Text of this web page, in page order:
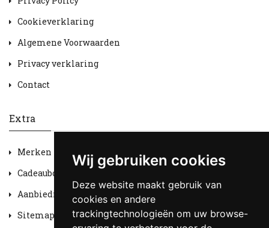
Wij gebruiken cookies
Deze website maakt gebruik van
cookies en andere
trackingtechnologieën om uw browse-
Cookieverklaring
Algemene Voorwaarden
Privacy verklaring
Contact
Extra
Merken
Cadeaubon
Aanbiedingen
Sitemap